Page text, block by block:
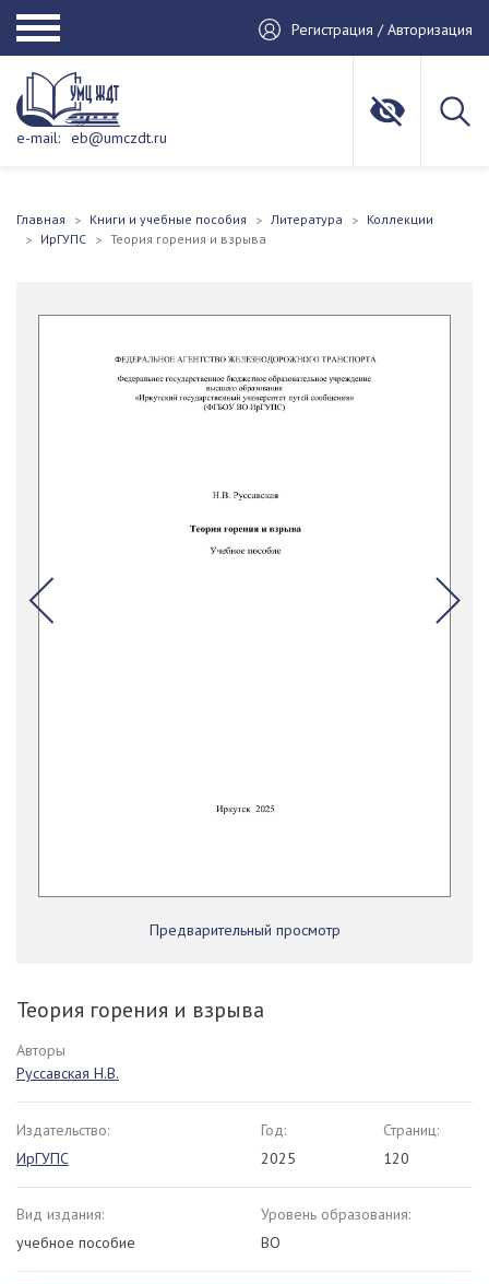
Регистрация / Авторизация
e-mail: eb@umczdt.ru
Главная Книги и учебные пособия Литература
Коллекции
ИрГУПС
Теория горения и взрыва
Предварительный просмотр
Теория горения и взрыва
Авторы
Руссавская Н.В.
Издательство:
ИрГУПС
Год:
2025
Страниц:
120
Вид издания:
учебное пособие
Уровень образования:
ВО